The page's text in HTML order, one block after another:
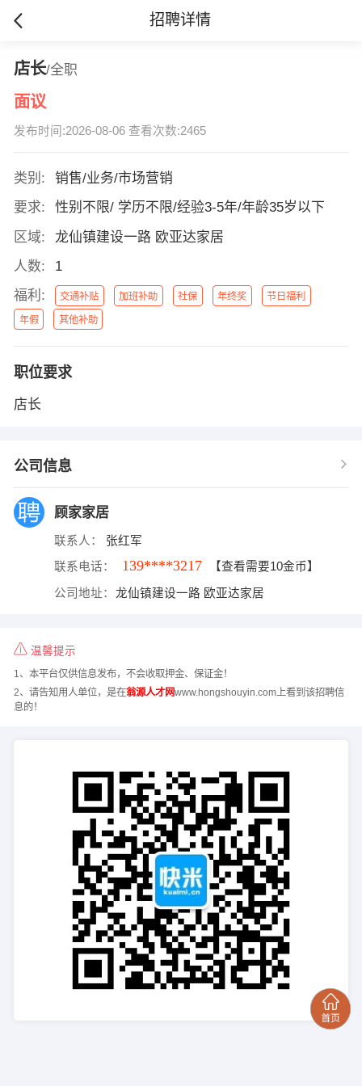
招聘详情
店长/全职
面议
发布时间:2026-08-06 查看次数:2465
类别:
销售/业务/市场营销
要求:
性别不限/ 学历不限/经验3-5年/年龄35岁以下
区域:
龙仙镇建设一路 欧亚达家居
人数:
1
福利:
交通补贴 加班补助 社保 年终奖 节日福利
年假 其他补助
职位要求
店长
公司信息
顾家家居
联系人： 张红军
联系电话： 139****3217 【查看需要10金币】
公司地址： 龙仙镇建设一路 欧亚达家居
温馨提示
1、本平台仅供信息发布，不会收取押金、保证金！
2、请告知用人单位，是在翁源人才网www.hongshouyin.com上看到该招聘信
息的！